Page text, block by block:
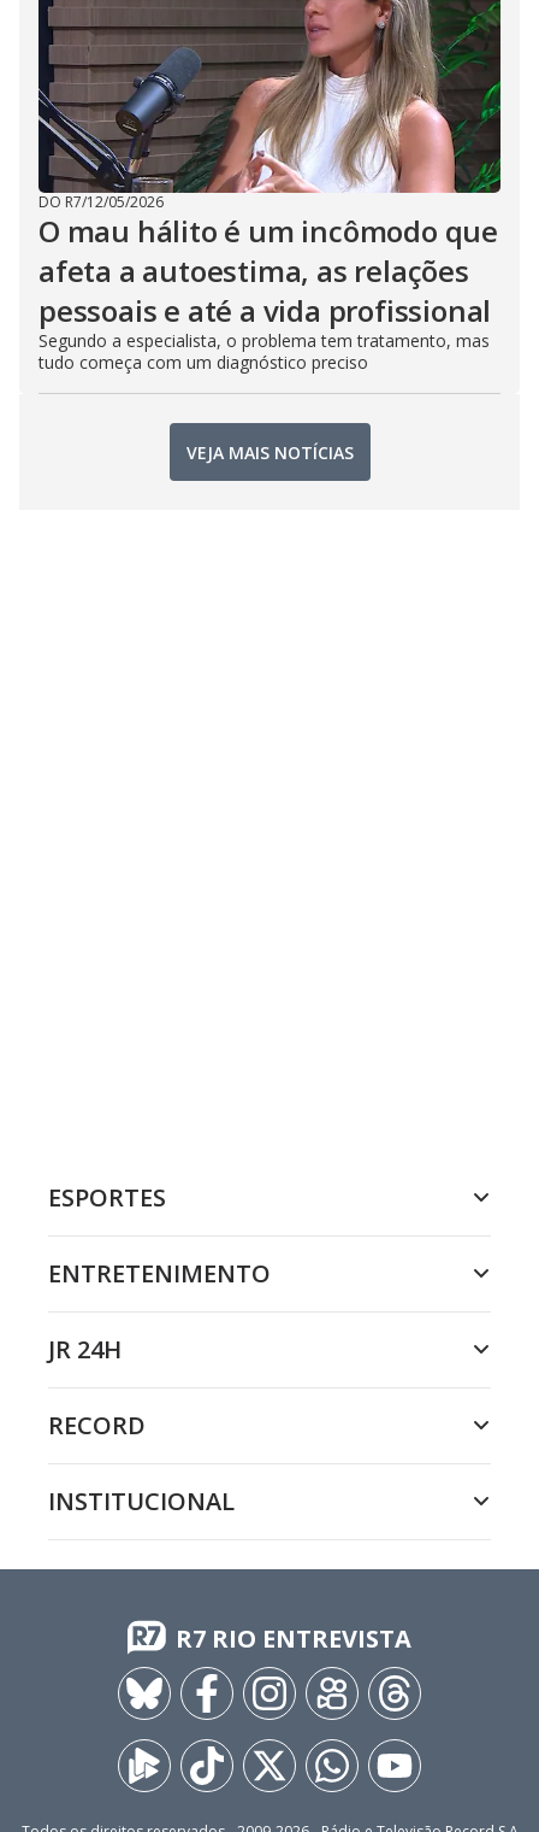
DO R7/12/05/2026
O mau hálito é um incômodo que
afeta a autoestima, as relações
pessoais e até a vida profissional
Segundo a especialista, o problema tem tratamento, mas
tudo começa com um diagnóstico preciso
VEJA MAIS NOTÍCIAS
ESPORTES
ENTRETENIMENTO
JR 24H
RECORD
INSTITUCIONAL
R7 RIO ENTREVISTA